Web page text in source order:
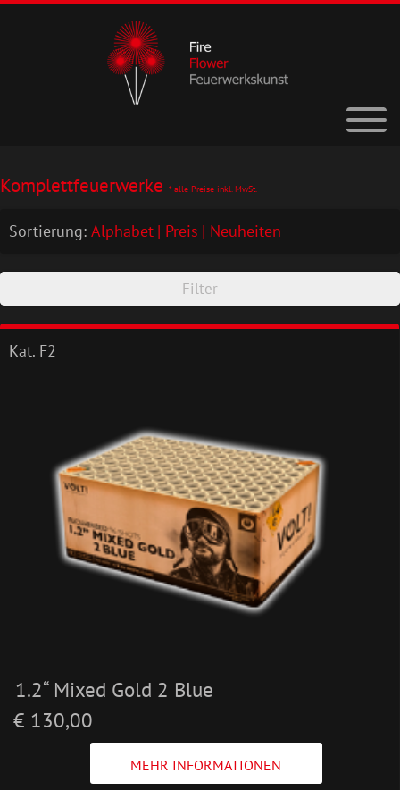
Komplettfeuerwerke * alle Preise inkl. MwSt.
Sortierung: Alphabet Preis Neuheiten
Filter
Kat. F2
1.2“ Mixed Gold 2 Blue
€ 130,00
MEHR INFORMATIONEN